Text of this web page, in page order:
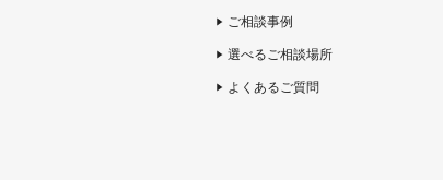
ご相談事例
選べるご相談場所
よくあるご質問